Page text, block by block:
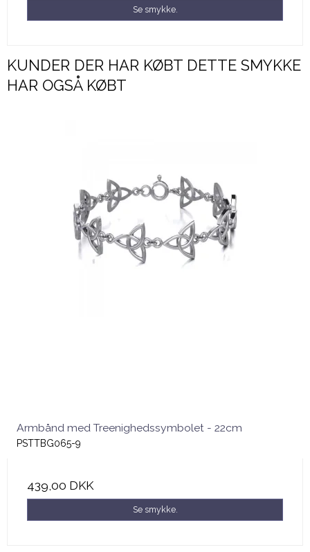
Se smykke.
KUNDER DER HAR KØBT DETTE SMYKKE
HAR OGSÅ KØBT
Armbånd med Treenighedssymbolet - 22cm
PSTTBG065-9
439,00 DKK
Se smykke.